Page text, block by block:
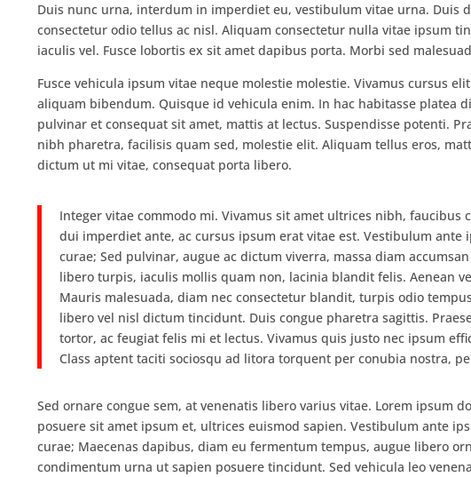
Duis nunc urna, interdum in imperdiet eu, vestibulum vitae urna.
consectetur odio tellus ac nisl. Aliquam consectetur nulla vitae ipsum
iaculis vel. Fusce lobortis ex sit amet dapibus porta. Morbi sed
Fusce vehicula ipsum vitae neque molestie molestie. Vivamus cursus
aliquam bibendum. Quisque id vehicula enim. In hac habitasse platea
pulvinar et consequat sit amet, mattis at lectus. Suspendisse potenti.
nibh pharetra, facilisis quam sed, molestie elit. Aliquam tellus eros,
dictum ut mi vitae, consequat porta libero.
Integer vitae commodo mi. Vivamus sit amet ultrices nibh,
dui imperdiet ante, ac cursus ipsum erat vitae est. Vestibulum
curae; Sed pulvinar, augue ac dictum viverra, massa diam
libero turpis, iaculis mollis quam non, lacinia blandit felis. Aenean
Mauris malesuada, diam nec consectetur blandit, turpis odio
libero vel nisl dictum tincidunt. Duis congue pharetra sagittis.
tortor, ac feugiat felis mi et lectus. Vivamus quis justo nec ipsum
Class aptent taciti sociosqu ad litora torquent per conubia nostra,
Sed ornare congue sem, at venenatis libero varius vitae. Lorem ipsum
posuere sit amet ipsum et, ultrices euismod sapien. Vestibulum ante
curae; Maecenas dapibus, diam eu fermentum tempus, augue libero
condimentum urna ut sapien posuere tincidunt. Sed vehicula leo